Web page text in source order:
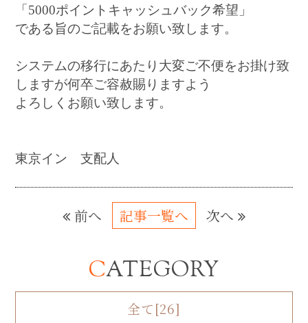
「5000ポイントキャッシュバック希望」
である旨のご記載をお願い致します。
システムの移行にあたり大変ご不便をお掛け致
しますが何卒ご容赦賜りますよう
よろしくお願い致します。
東京イン 支配人
前へ 記事一覧へ 次へ
CATEGORY
全て[26]